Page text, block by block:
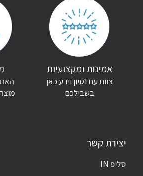
שמור בדפדפן זה את השם, האימייל והאתר
אמינות ומקצועיות
צוות עם נסיון וידע כאן
בשבילכם
יצירת קשר
סליפ IN